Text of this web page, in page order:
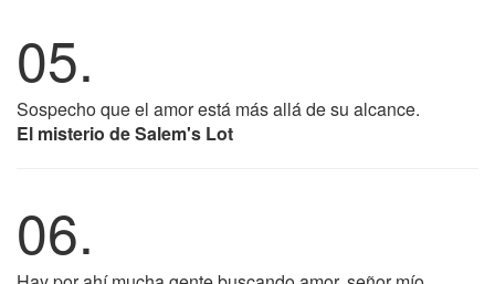
05.
Sospecho que el amor está más allá de su alcance.
El misterio de Salem's Lot
06.